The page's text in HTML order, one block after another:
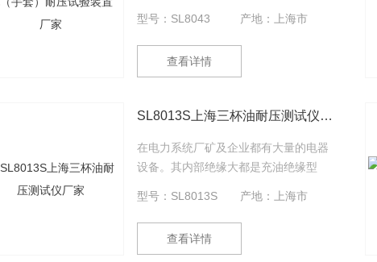
产的。该产品采用全自动升（降）压，
自动读出每个被试品的泄漏电流，整个
过程全自动完成，自动打印试验数据，
度。更可靠地鉴别绝缘靴（手套）的泄
漏电流，工频耐压等参数。保障了试验
工作者的安全，是理想的绝缘靴（手
型号：SL8043 产地：上海市
查看详情
SL8013S上海三杯油耐压测试仪厂家
在电力系统厂矿及企业都有大量的电器
设备。其内部绝缘大都是充油绝缘型
规测试项目。为了适应电力行业飞速发
展的需要，我公司研制的SL8013S系列
全自动油介电强度测试系统依据的国家
型号：SL8013S 产地：上海市
查看详情